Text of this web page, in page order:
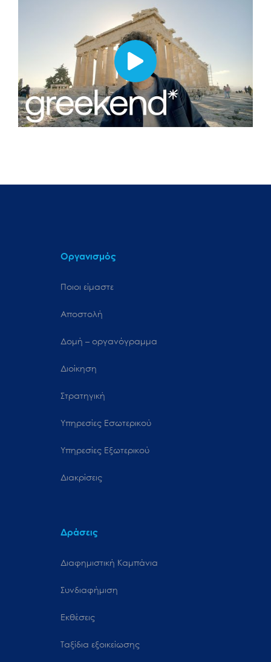
Οργανισμός
Ποιοι είμαστε
Αποστολή
Δομή – οργανόγραμμα
Διοίκηση
Στρατηγική
Υπηρεσίες Εσωτερικού
Υπηρεσίες Εξωτερικού
Διακρίσεις
Δράσεις
Διαφημιστική Καμπάνια
Συνδιαφήμιση
Εκθέσεις
Ταξίδια εξοικείωσης